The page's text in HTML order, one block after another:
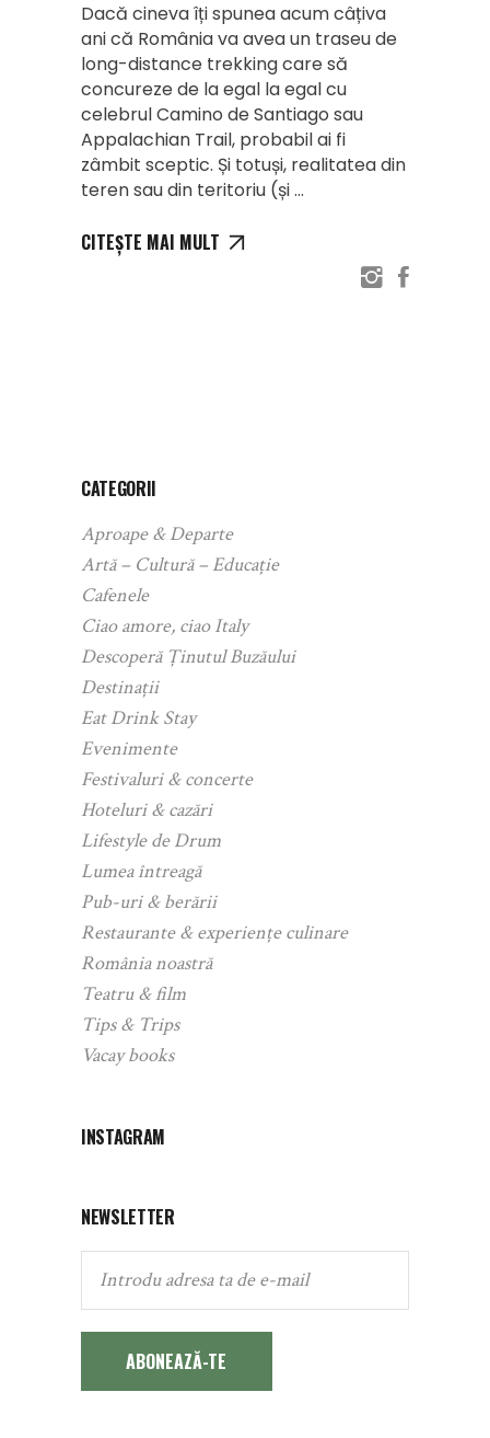
Dacă cineva îți spunea acum câțiva
ani că România va avea un traseu de
long-distance trekking care să
concureze de la egal la egal cu
celebrul Camino de Santiago sau
Appalachian Trail, probabil ai fi
zâmbit sceptic. Și totuși, realitatea din
teren sau din teritoriu (și
CITEȘTE MAI MULT
CATEGORII
Aproape & Departe
Artă – Cultură – Educație
Cafenele
Ciao amore, ciao Italy
Descoperă Ținutul Buzăului
Destinații
Eat Drink Stay
Evenimente
Festivaluri & concerte
Hoteluri & cazări
Lifestyle de Drum
Lumea întreagă
Pub-uri & berării
Restaurante & experiențe culinare
România noastră
Teatru & film
Tips & Trips
Vacay books
INSTAGRAM
NEWSLETTER
ABONEAZĂ-TE